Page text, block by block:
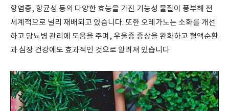
항염증, 항균성 등의 다양한 효능을 가진 기능성 물질이 풍부해 전
세계적으로 널리 재배되고 있습니다. 또한 오레가노는 소화를 개선
하고 당뇨병 관리에 도움을 주며 , 우울증 증상을 완화하고 혈액순환
과 심장 건강에도 효과적인 것으로 알려져 있습니다